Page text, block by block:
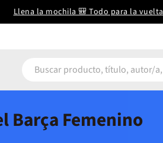
Llena la mochila 🎒 Todo para la vuelta
Barça Femenino